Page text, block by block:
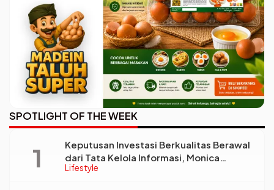
SPOTLIGHT OF THE WEEK
Lifestyle
Keputusan Investasi Berkualitas Berawal
dari Tata Kelola Informasi, Monica
Triyadi: Bukan Sekadar Analisis